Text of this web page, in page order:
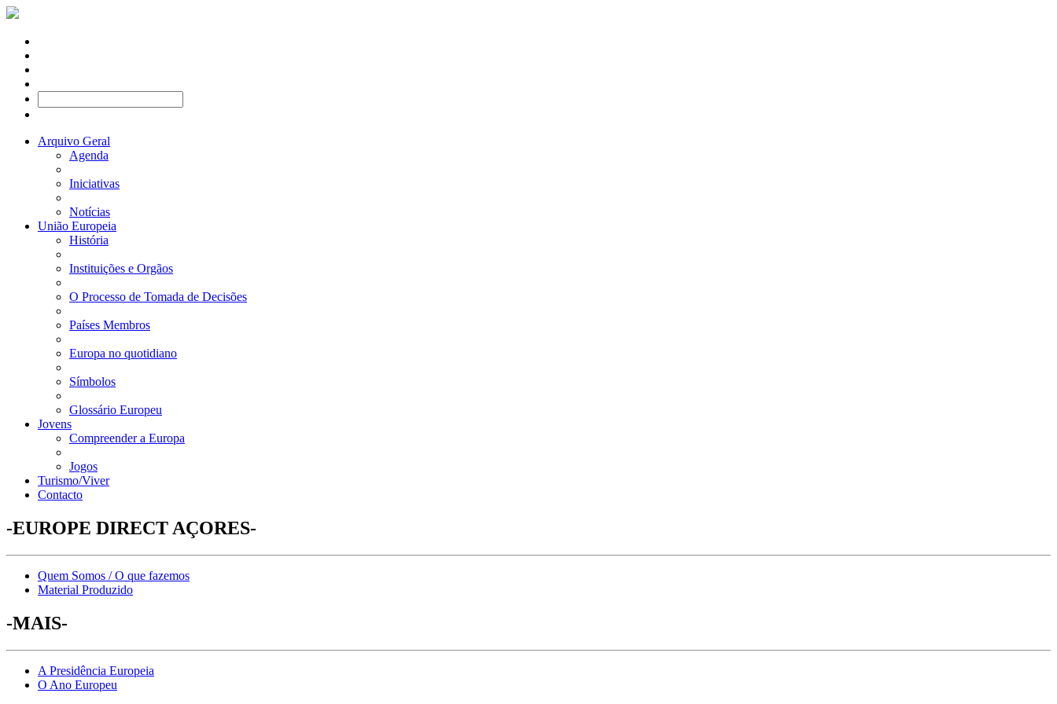
Arquivo Geral
Agenda
Iniciativas
Notícias
União Europeia
História
Instituições e Orgãos
O Processo de Tomada de Decisões
Países Membros
Europa no quotidiano
Símbolos
Glossário Europeu
Jovens
Compreender a Europa
Jogos
Turismo/Viver
Contacto
-EUROPE DIRECT AÇORES-
Quem Somos / O que fazemos
Material Produzido
-MAIS-
A Presidência Europeia
O Ano Europeu